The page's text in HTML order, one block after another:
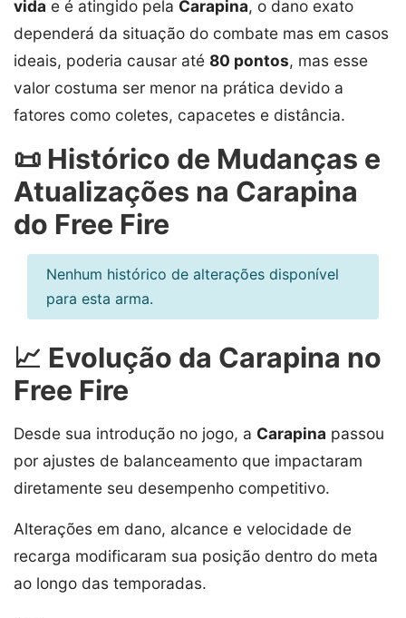
vida e é atingido pela Carapina, o dano exato
dependerá da situação do combate mas em casos
ideais, poderia causar até 80 pontos, mas esse
valor costuma ser menor na prática devido a
fatores como coletes, capacetes e distância.
📜 Histórico de Mudanças e
Atualizações na Carapina
do Free Fire
Nenhum histórico de alterações disponível
para esta arma.
📈 Evolução da Carapina no
Free Fire
Desde sua introdução no jogo, a Carapina passou
por ajustes de balanceamento que impactaram
diretamente seu desempenho competitivo.
Alterações em dano, alcance e velocidade de
recarga modificaram sua posição dentro do meta
ao longo das temporadas.